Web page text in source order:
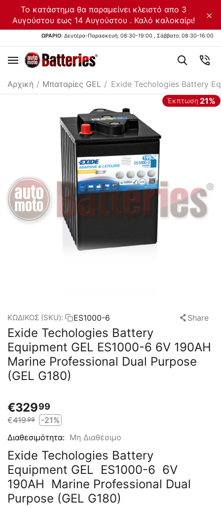
Το κατάστημα θα παραμείνει κλειστό απο 3
Αυγούστου εως 14 Αυγούστου . Καλό καλοκαίρι!
×
ΩΡΑΡΙΟ: Δευτέρα-Παρασκευή: 08:30-19:00 , Σάββατο: 08:30-16:00
Αρχική / Μπαταρίες GEL / Exide Techologies Battery
Έκπτωση 21%
ΚΩΔΙΚΟΣ (SKU): ES1000-6 Share
Exide Techologies Battery
Equipment GEL ES1000-6 6V 190AH
Marine Professional Dual Purpose
(GEL G180)
€32999
€41999
-21%
Διαθεσιμότητα: Μη Διαθέσιμο
Exide Techologies Battery
Equipment GEL ES1000-6 6V
190AH Marine Professional Dual
Purpose (GEL G180)